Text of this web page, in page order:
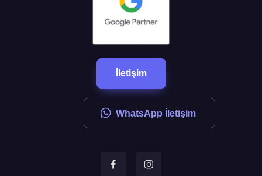
İletişim
WhatsApp İletişim